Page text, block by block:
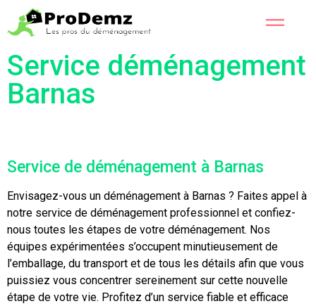
Service déménagement
Barnas
Service de déménagement à Barnas
Envisagez-vous un déménagement à Barnas ? Faites appel à
notre service de déménagement professionnel et confiez-
nous toutes les étapes de votre déménagement. Nos
équipes expérimentées s’occupent minutieusement de
l’emballage, du transport et de tous les détails afin que vous
puissiez vous concentrer sereinement sur cette nouvelle
étape de votre vie. Profitez d’un service fiable et efficace